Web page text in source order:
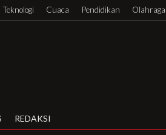
Teknologi Cuaca Pendidikan Olahraga
REDAKSI